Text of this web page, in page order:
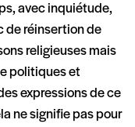
avec inquiétude,
de réinsertion de
religieuses mais
politiques et
expressions de ce
ne signifie pas pour